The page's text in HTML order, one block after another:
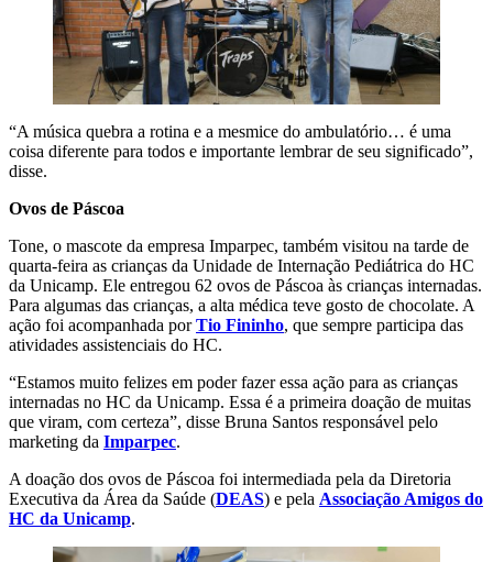
“A música quebra a rotina e a mesmice do ambulatório… é uma
coisa diferente para todos e importante lembrar de seu significado”,
disse.
Ovos de Páscoa
Tone, o mascote da empresa Imparpec, também visitou na tarde de
quarta-feira as crianças da Unidade de Internação Pediátrica do HC
da Unicamp. Ele entregou 62 ovos de Páscoa às crianças internadas.
Para algumas das crianças, a alta médica teve gosto de chocolate. A
ação foi acompanhada porTio Fininho, que sempre participa das
atividades assistenciais do HC.
“Estamos muito felizes em poder fazer essa ação para as crianças
internadas no HC da Unicamp. Essa é a primeira doação de muitas
que viram, com certeza”, disse Bruna Santos responsável pelo
marketing da Imparpec.
A doação dos ovos de Páscoa foi intermediada pela da Diretoria
Executiva da Área da Saúde (DEAS) e pela Associação Amigos do
HC da Unicamp.